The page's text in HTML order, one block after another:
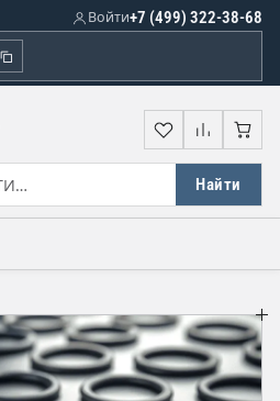
+7 (499) 322-38-68
Войти
Найти
Избранное